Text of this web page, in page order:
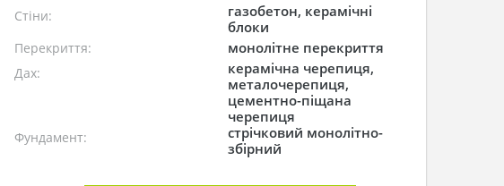
Стіни:
газобетон, керамічні
блоки
Перекриття: монолітне перекриття
Дах:
керамічна черепиця,
металочерепиця,
цементно-піщана
черепиця
Фундамент:
стрічковий монолітно-
збірний